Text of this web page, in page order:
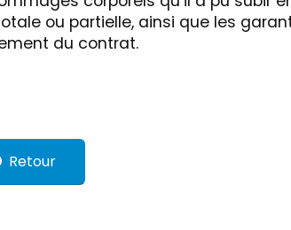
ou partielle, ainsi que les
du contrat.
Retour